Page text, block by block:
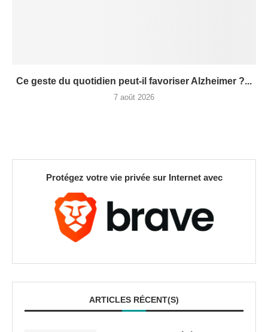
Ce geste du quotidien peut-il favoriser Alzheimer ?...
7 août 2026
Protégez votre vie privée sur Internet avec
ARTICLES RÉCENT(S)